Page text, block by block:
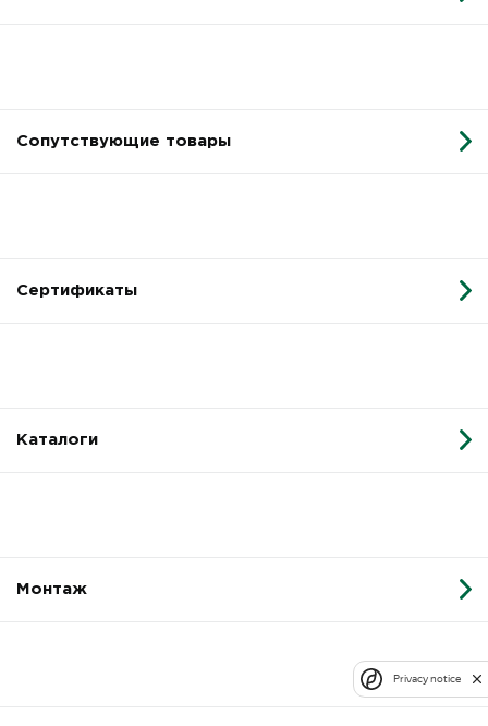
Сопутствующие товары
Сертификаты
Каталоги
Монтаж
Privacy notice